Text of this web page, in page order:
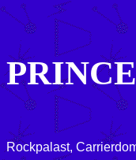
Rockpalast,